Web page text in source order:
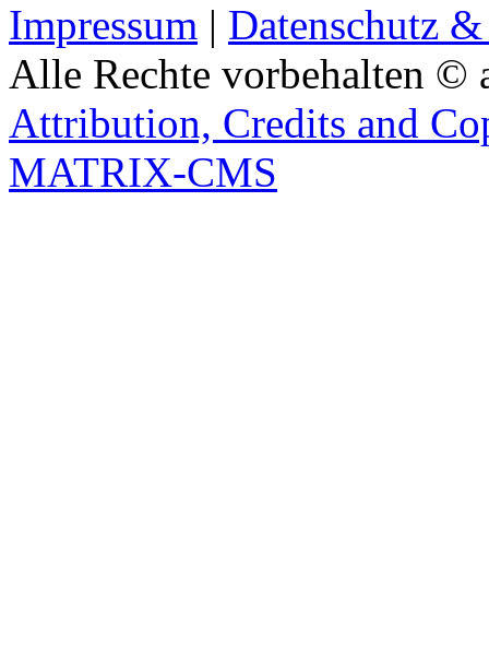
Impressum | Datenschutz
Alle Rechte vorbehalten ©
Attribution, Credits and
MATRIX-CMS